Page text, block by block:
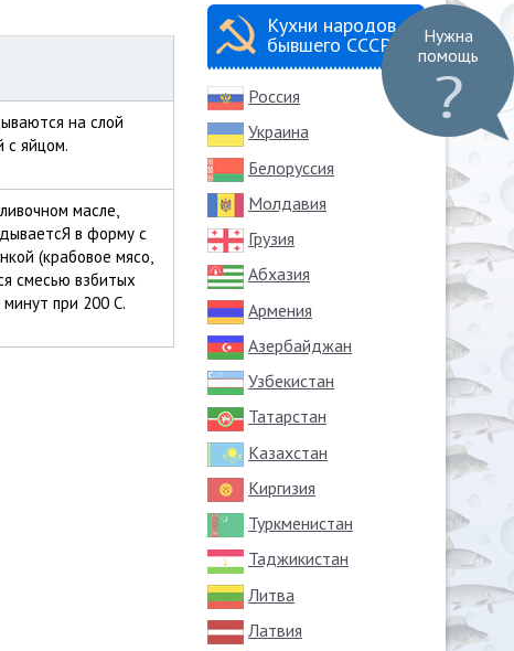
на слой
с яйцом.
масле,
в форму с
(крабовое мясо,
смесью взбитых
при 200 С.
Кухни народов
бывшего СССР
Россия
Украина
Белоруссия
Молдавия
Грузия
Абхазия
Армения
Азербайджан
Узбекистан
Татарстан
Казахстан
Киргизия
Туркменистан
Таджикистан
Литва
Латвия
Нужна
помощь